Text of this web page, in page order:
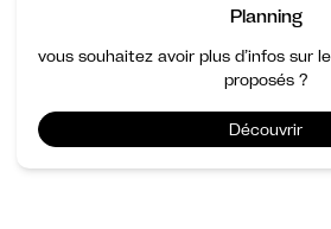
Planning
vous souhaitez avoir plus d’infos sur
proposés ?
Découvrir